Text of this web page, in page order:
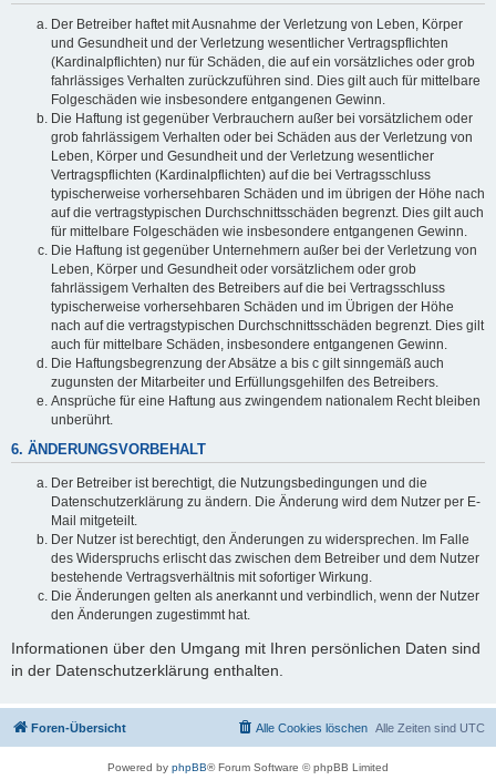
Der Betreiber haftet mit Ausnahme der Verletzung von Leben, Körper
und Gesundheit und der Verletzung wesentlicher Vertragspflichten
(Kardinalpflichten) nur für Schäden, die auf ein vorsätzliches oder grob
fahrlässiges Verhalten zurückzuführen sind. Dies gilt auch für mittelbare
Folgeschäden wie insbesondere entgangenen Gewinn.
Die Haftung ist gegenüber Verbrauchern außer bei vorsätzlichem oder
grob fahrlässigem Verhalten oder bei Schäden aus der Verletzung von
Leben, Körper und Gesundheit und der Verletzung wesentlicher
Vertragspflichten (Kardinalpflichten) auf die bei Vertragsschluss
typischerweise vorhersehbaren Schäden und im übrigen der Höhe nach
auf die vertragstypischen Durchschnittsschäden begrenzt. Dies gilt auch
für mittelbare Folgeschäden wie insbesondere entgangenen Gewinn.
Die Haftung ist gegenüber Unternehmern außer bei der Verletzung von
Leben, Körper und Gesundheit oder vorsätzlichem oder grob
fahrlässigem Verhalten des Betreibers auf die bei Vertragsschluss
typischerweise vorhersehbaren Schäden und im Übrigen der Höhe
nach auf die vertragstypischen Durchschnittsschäden begrenzt. Dies gilt
auch für mittelbare Schäden, insbesondere entgangenen Gewinn.
Die Haftungsbegrenzung der Absätze a bis c gilt sinngemäß auch
zugunsten der Mitarbeiter und Erfüllungsgehilfen des Betreibers.
Ansprüche für eine Haftung aus zwingendem nationalem Recht bleiben
unberührt.
6. ÄNDERUNGSVORBEHALT
Der Betreiber ist berechtigt, die Nutzungsbedingungen und die
Datenschutzerklärung zu ändern. Die Änderung wird dem Nutzer per E-
Mail mitgeteilt.
Der Nutzer ist berechtigt, den Änderungen zu widersprechen. Im Falle
des Widerspruchs erlischt das zwischen dem Betreiber und dem Nutzer
bestehende Vertragsverhältnis mit sofortiger Wirkung.
Die Änderungen gelten als anerkannt und verbindlich, wenn der Nutzer
den Änderungen zugestimmt hat.
Informationen über den Umgang mit Ihren persönlichen Daten sind
in der Datenschutzerklärung enthalten.
Foren-Übersicht Alle Zeiten sind UTC
Alle Cookies löschen
Powered by phpBB® Forum Software © phpBB Limited